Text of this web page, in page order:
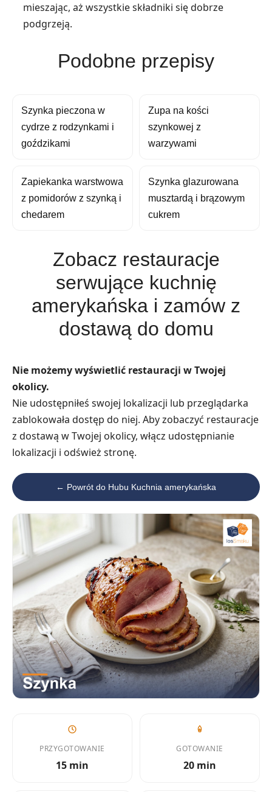
mieszając, aż wszystkie składniki się dobrze
podgrzeją.
Podobne przepisy
Szynka pieczona w
cydrze z rodzynkami i
goździkami
Zupa na kości
szynkowej z
warzywami
Zapiekanka warstwowa
z pomidorów z szynką i
chedarem
Szynka glazurowana
musztardą i brązowym
cukrem
Zobacz restauracje
serwujące kuchnię
amerykańska i zamów z
dostawą do domu
Nie możemy wyświetlić restauracji w Twojej
okolicy.
Nie udostępniłeś swojej lokalizacji lub przeglądarka
zablokowała dostęp do niej. Aby zobaczyć restauracje
z dostawą w Twojej okolicy, włącz udostępnianie
lokalizacji i odśwież stronę.
← Powrót do Hubu Kuchnia amerykańska
PRZYGOTOWANIE
15 min
GOTOWANIE
20 min